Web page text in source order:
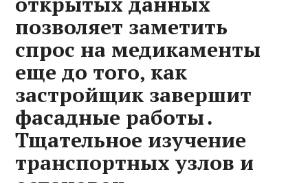
позволяет заметить
спрос на медикаменты
еще до того‚ как
застройщик завершит
фасадные работы․
Тщательное изучение
транспортных узлов и